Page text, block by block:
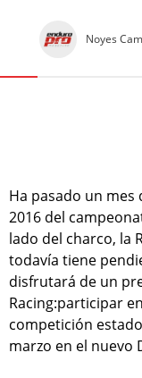
Noyes
Ha pasado un
2016 del
lado del charco, la
todavía tiene
disfrutará de un
Racing:participar
competición
marzo en el nuevo